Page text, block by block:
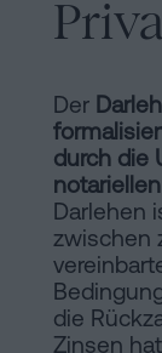
cookies
Folgen
Sie
uns
Der
durch die
Darlehen
zwischen
die
Zinsen